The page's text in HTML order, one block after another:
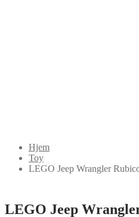
Hjem
Toy
LEGO Jeep Wrangler
LEGO Jeep